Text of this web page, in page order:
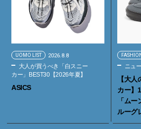
UOMO LIST 2026.8.8
大人が買うべき「白スニー
カー」BEST30【2026年夏】
ASICS
ニュ
【大
カー】
「ム
ルーグ